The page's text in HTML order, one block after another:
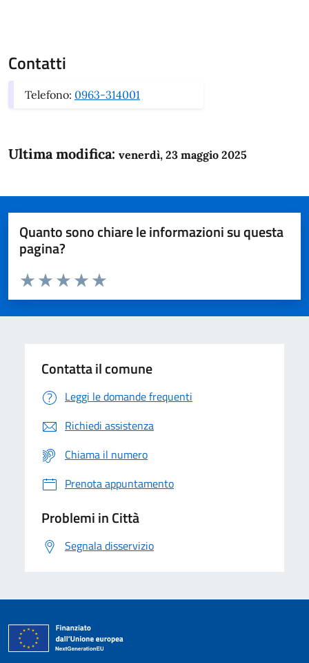
Contatti
Telefono: 0963-314001
Ultima modifica: venerdì, 23 maggio 2025
Quanto sono chiare le informazioni su questa
pagina?
Domanda
Valuta da 1 a 5 stelle la pagina
Valuta 5 stelle su 5
Valuta 4 stelle su 5
Valuta 3 stelle su 5
Valuta 2 stelle su 5
Valuta 1 stelle su 5
Contatta il comune
Leggi le domande frequenti
Richiedi assistenza
Chiama il numero
Prenota appuntamento
Problemi in Città
Segnala disservizio